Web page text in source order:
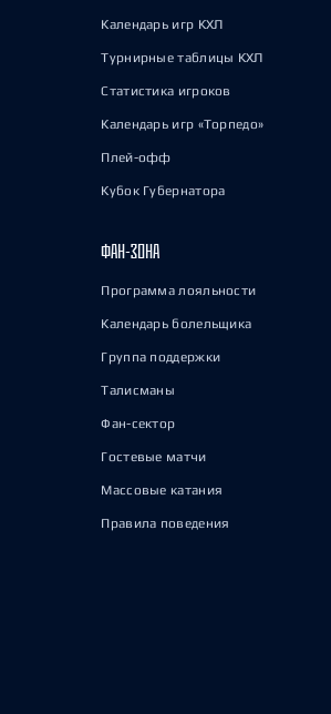
Календарь игр КХЛ
Турнирные таблицы КХЛ
Статистика игроков
Календарь игр «Торпедо»
Плей-офф
Кубок Губернатора
ФАН-ЗОНА
Программа лояльности
Календарь болельщика
Группа поддержки
Талисманы
Фан-сектор
Гостевые матчи
Массовые катания
Правила поведения